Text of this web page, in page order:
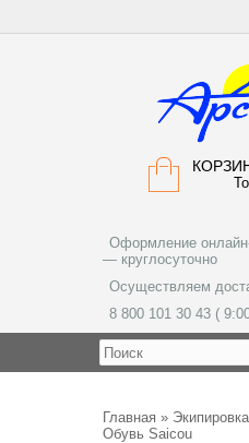
Оформление
— круглосуточно
Осуществляем
8 800 101 30 43 (
Главная » Экипировка
Обувь Saicou